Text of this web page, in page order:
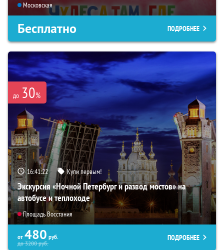
Московская
Бесплатно ПОДРОБНЕЕ
до 30%
16:41:21 Купи первым!
Экскурсия «Ночной Петербург и развод мостов» на
автобусе и теплоходе
Площадь Восстания
от 480 руб.
до3200руб.
ПОДРОБНЕЕ